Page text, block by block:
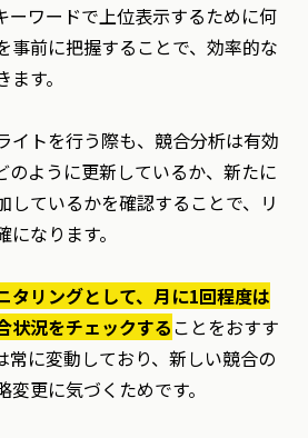
ーワードで上位表示するために何
事前に把握することで、効率的な
す。
イトを行う際も、競合分析は有効
のように更新しているか、新たに
しているかを確認することで、リ
なります。
タリングとして、月に1回程度は
状況をチェックすることをおすす
常に変動しており、新しい競合の
更に気づくためです。